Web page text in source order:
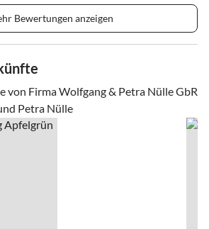
Bewertungen anzeigen
Firma Wolfgang & Petra Nülle GbR
Petra Nülle